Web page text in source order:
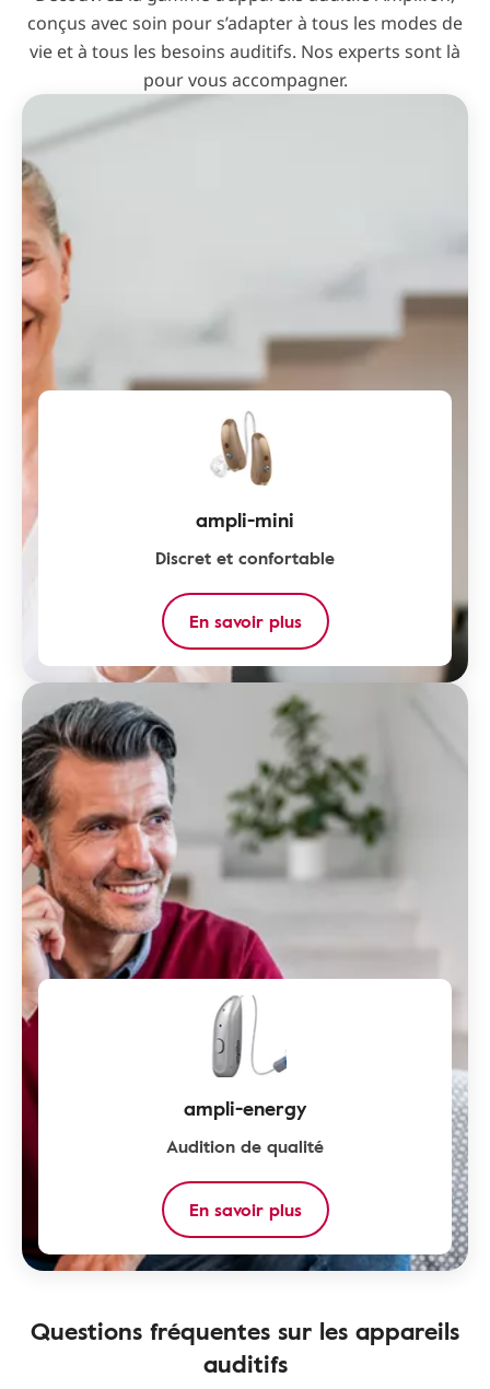
conçus avec soin pour s’adapter à tous les modes de
vie et à tous les besoins auditifs. Nos experts sont là
pour vous accompagner.
ampli-mini
Discret et confortable
En savoir plus
ampli-energy
Audition de qualité
En savoir plus
Questions fréquentes sur les appareils
auditifs